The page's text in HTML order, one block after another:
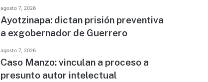
agosto 7, 2026
Ayotzinapa: dictan prisión preventiva
a exgobernador de Guerrero
agosto 7, 2026
Caso Manzo: vinculan a proceso a
presunto autor intelectual